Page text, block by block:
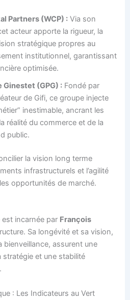
Partners (WCP) : Via son
acteur apporte la rigueur, la
stratégique propres au
institutionnel, garantissant
optimisée.
Ginestet (GPG) : Fondé par
de Gifi, ce groupe injecte
inestimable, ancrant les
réalité du commerce et de la
public.
la vision long terme
infrastructurels et l’agilité
opportunités de marché.
incarnée par François
Sa longévité et sa vision,
bienveillance, assurent une
et une stabilité
: Les Indicateurs au Vert